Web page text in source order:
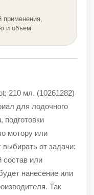
применения,
и объем
210 мл. (10261282)
для лодочного
подготовки
мотору или
выбирать от задачи:
состав или
нанесение или
Так